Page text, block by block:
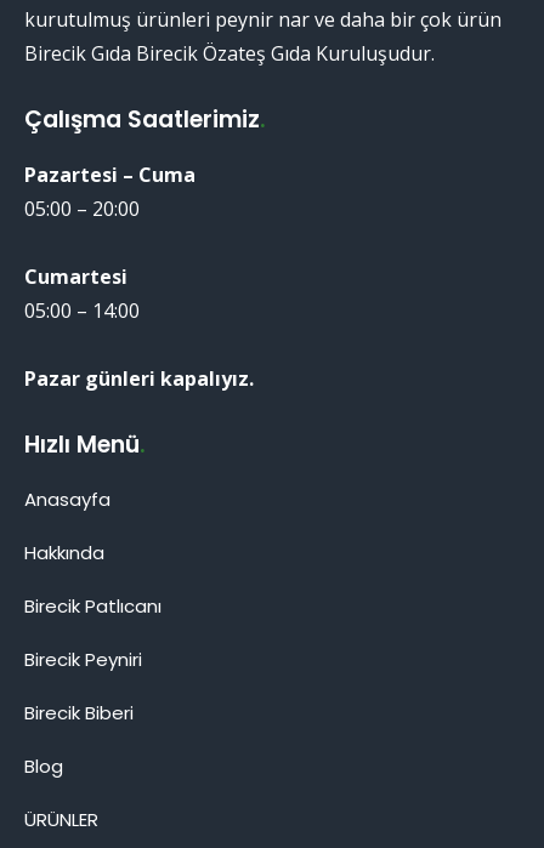
kurutulmuş ürünleri peynir nar ve daha bir çok ürün
Birecik Gıda Birecik Özateş Gıda Kuruluşudur.
Çalışma Saatlerimiz.
Pazartesi – Cuma
05:00 – 20:00
Cumartesi
05:00 – 14:00
Pazar günleri kapalıyız.
Hızlı Menü.
Anasayfa
Hakkında
Birecik Patlıcanı
Birecik Peyniri
Birecik Biberi
Blog
ÜRÜNLER